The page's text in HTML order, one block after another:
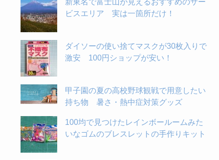
ビスエリア 実は一箇所だけ！
ダイソーの使い捨てマスクが30枚入りで
激安 100円ショップが安い！
甲子園の夏の高校野球観戦で用意したい
持ち物 暑さ・熱中症対策グッズ
100均で見つけたレインボールームみた
いなゴムのブレスレットの手作りキット